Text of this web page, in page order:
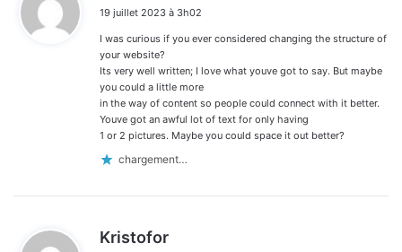
t
:
19 juillet 2023 à 3h02
I was curious if you ever considered changing the structure of
your website?
Its very well written; I love what youve got to say. But maybe
you could a little more
in the way of content so people could connect with it better.
Youve got an awful lot of text for only having
1 or 2 pictures. Maybe you could space it out better?
chargement…
Kristofor